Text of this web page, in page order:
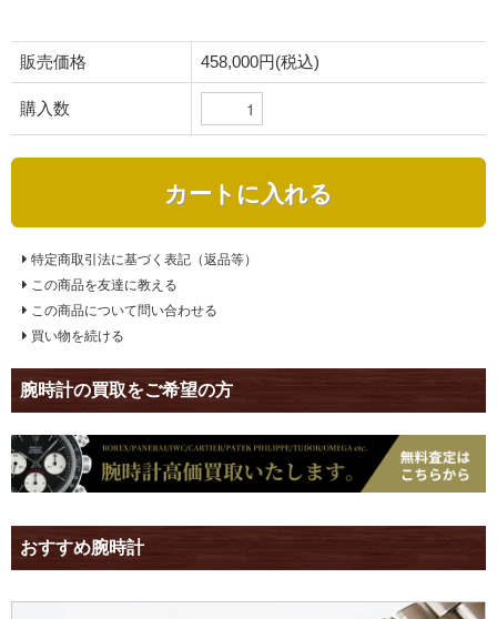
販売価格 458,000円(税込)
購入数
カートに入れる
特定商取引法に基づく表記（返品等）
この商品を友達に教える
この商品について問い合わせる
買い物を続ける
腕時計の買取をご希望の方
おすすめ腕時計